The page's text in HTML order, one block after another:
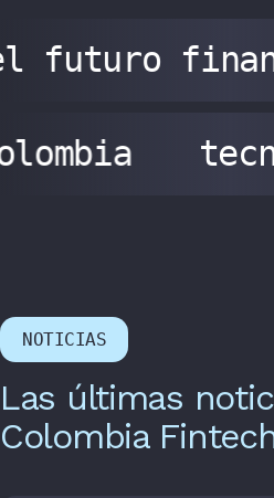
futuro
NOTICIAS
Las últimas
Colombia